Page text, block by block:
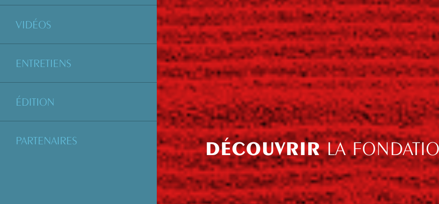
VIDÉOS
ENTRETIENS
ÉDITION
PARTENAIRES DÉCOUVRIRLA